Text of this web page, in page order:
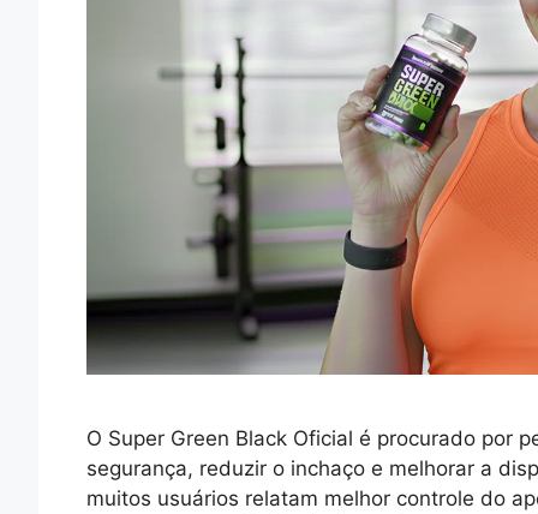
O Super Green Black Oficial é procurado por
segurança, reduzir o inchaço e melhorar a
muitos usuários relatam melhor controle do